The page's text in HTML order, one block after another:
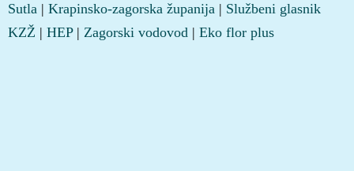
Sutla | Krapinsko-zagorska županija | Službeni glasnik
KZŽ | HEP| Zagorski vodovod | Eko flor plus